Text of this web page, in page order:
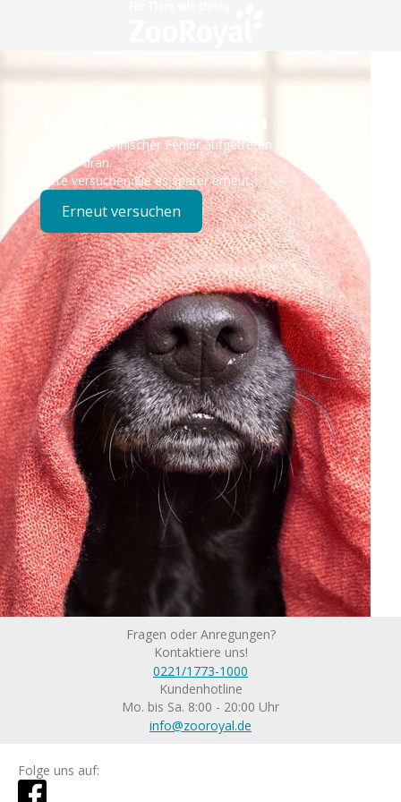
Technisches Problem
Es ist ein technischer Fehler aufgetreten – wir sind
bereits dran.
Bitte versuchen Sie es später erneut.
Erneut versuchen
Fragen oder Anregungen?
Kontaktiere uns!
0221/1773-1000
Kundenhotline
Mo. bis Sa. 8:00 - 20:00 Uhr
info@zooroyal.de
Folge uns auf: